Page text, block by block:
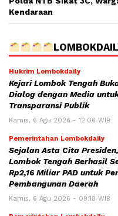
Kendaraan
Hukrim Lombokdaily
Kejari Lombok Tengah
Dialog dengan Media
Transparansi Publik
Kamis, 6 Agu 2026 - 12:06 WIB
Pemerintahan Lombokdaily
Sejalan Asta Cita
Lombok Tengah Berhasil
Rp2,16 Miliar PAD untuk
Pembangunan Daerah
Kamis, 6 Agu 2026 - 09:18 WIB